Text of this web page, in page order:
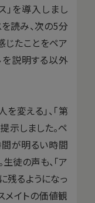
」を導入しまし
読み、次の5分
じたことをペア
を説明する以外
変える」、「第
示しました。ペ
間が明るい時間
徒の声も、「ア
残るようになっ
メイトの価値観